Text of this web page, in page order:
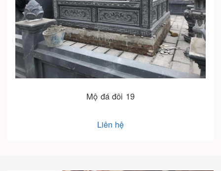
Mộ đá đôi 19
Liên hệ